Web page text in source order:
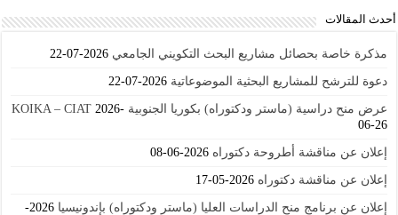
أحدث المقالات
مذكرة خاصة بحصائل مشاريع البحث التكويني الجامعي 2026-07-22
دعوة للترشح للمشاريع البحثية الموضوعاتية 2026-07-22
عرض منح دراسية (ماستر ودكتوراه) بكوريا الجنوبية KOIKA – CIAT2026-
06-26
إعلان عن مناقشة أطروحة دكتوراه 2026-06-08
إعلان عن مناقشة دكتوراه 2026-05-17
إعلان عن برنامج منح الدراسات العليا (ماستر ودكتوراه) بإندونيسيا
2026-